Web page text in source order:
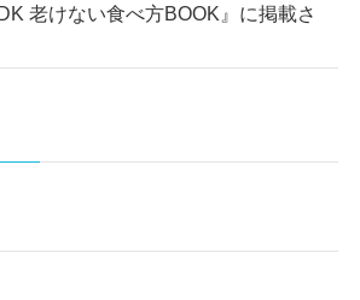
老けない食べ方BOOK』に掲載さ